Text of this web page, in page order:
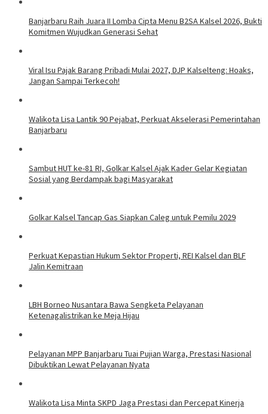
Banjarbaru Raih Juara II Lomba Cipta Menu B2SA Kalsel 2026, Bukti
Komitmen Wujudkan Generasi Sehat
Viral Isu Pajak Barang Pribadi Mulai 2027, DJP Kalselteng: Hoaks,
Jangan Sampai Terkecoh!
Walikota Lisa Lantik 90 Pejabat, Perkuat Akselerasi Pemerintahan
Banjarbaru
Sambut HUT ke-81 RI, Golkar Kalsel Ajak Kader Gelar Kegiatan
Sosial yang Berdampak bagi Masyarakat
Golkar Kalsel Tancap Gas Siapkan Caleg untuk Pemilu 2029
Perkuat Kepastian Hukum Sektor Properti, REI Kalsel dan BLF
Jalin Kemitraan
LBH Borneo Nusantara Bawa Sengketa Pelayanan
Ketenagalistrikan ke Meja Hijau
Pelayanan MPP Banjarbaru Tuai Pujian Warga, Prestasi Nasional
Dibuktikan Lewat Pelayanan Nyata
Walikota Lisa Minta SKPD Jaga Prestasi dan Percepat Kinerja